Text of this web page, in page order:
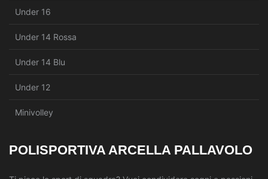
Under 16
Under 14 Rossa
Under 14 Blu
Under 12
Minivolley
POLISPORTIVA ARCELLA PALLAVOLO